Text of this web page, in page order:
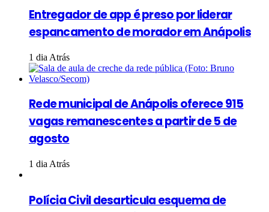
Entregador de app é preso por liderar
espancamento de morador em Anápolis
1 dia Atrás
Rede municipal de Anápolis oferece 915
vagas remanescentes a partir de 5 de
agosto
1 dia Atrás
Polícia Civil desarticula esquema de